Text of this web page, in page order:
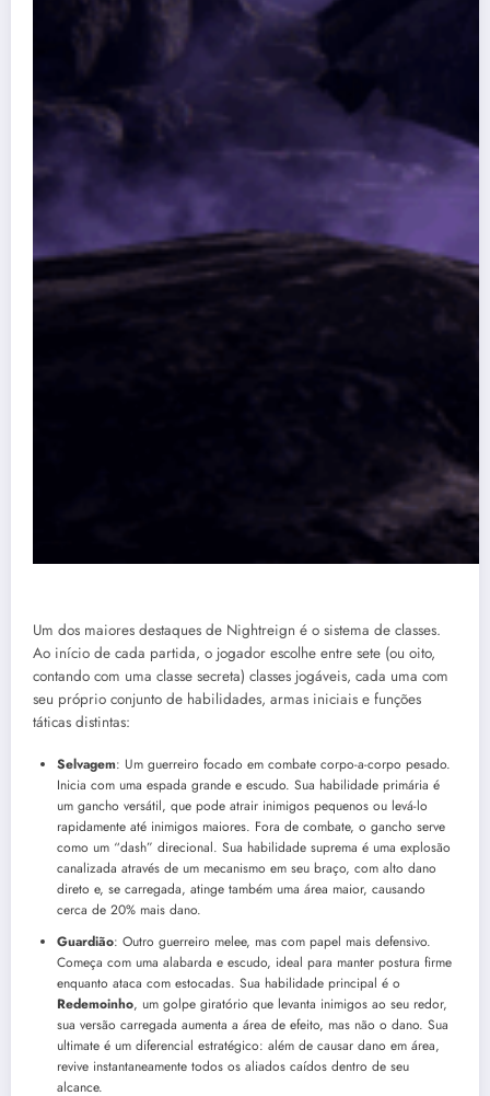
Um dos maiores destaques de Nightreign é o sistema de classes.
Ao início de cada partida, o jogador escolhe entre sete (ou oito,
contando com uma classe secreta) classes jogáveis, cada uma com
seu próprio conjunto de habilidades, armas iniciais e funções
táticas distintas:
Selvagem: Um guerreiro focado em combate corpo-a-corpo pesado.
Inicia com uma espada grande e escudo. Sua habilidade primária é
um gancho versátil, que pode atrair inimigos pequenos ou levá-lo
rapidamente até inimigos maiores. Fora de combate, o gancho serve
como um “dash” direcional. Sua habilidade suprema é uma explosão
canalizada através de um mecanismo em seu braço, com alto dano
direto e, se carregada, atinge também uma área maior, causando
cerca de 20% mais dano.
Guardião: Outro guerreiro melee, mas com papel mais defensivo.
Começa com uma alabarda e escudo, ideal para manter postura firme
enquanto ataca com estocadas. Sua habilidade principal é o
Redemoinho, um golpe giratório que levanta inimigos ao seu redor,
sua versão carregada aumenta a área de efeito, mas não o dano. Sua
ultimate é um diferencial estratégico: além de causar dano em área,
revive instantaneamente todos os aliados caídos dentro de seu
alcance.